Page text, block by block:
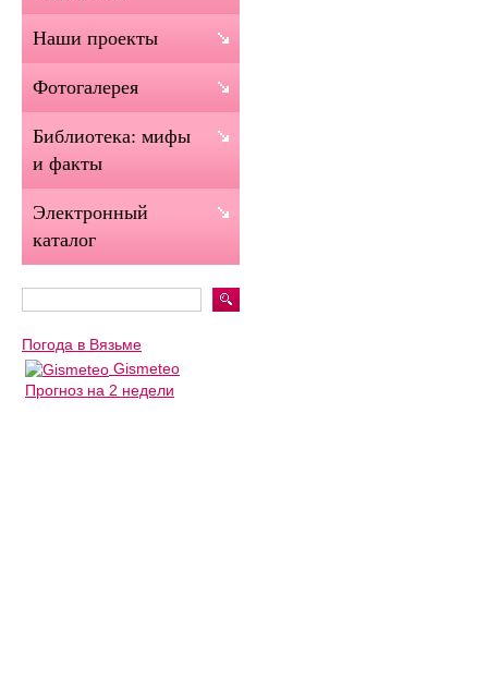
Наши проекты
Фотогалерея
Библиотека: мифы
и факты
Электронный
каталог
Погода в Вязьме
Gismeteo
Прогноз на 2 недели